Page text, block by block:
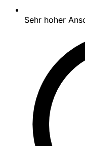
Sehr hoher